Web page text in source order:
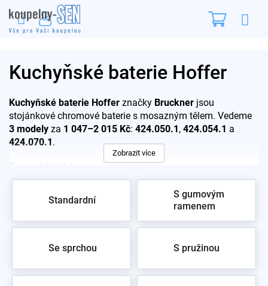
na
obsah
Kuchyňské baterie Hoffer
Kuchyňské baterie Hoffer značky Bruckner jsou
stojánkové chromové baterie s mosazným tělem. Vedeme
3 modely za 1 047–2 015 Kč: 424.050.1, 424.054.1 a
424.070.1.
424.050.1 — otočné ramínko délky 221 mm,
nejlevnější kus
ovládání loktem či zápěstím
424.070.1 mávýsuvnou sprchu
na hadici
Lékařská páka se hodí do ordinací, dílen i pro seniory —
ovládá se bez uchopení. Levné dřezové baterie najdete také
Zobrazit více
Standardní
S gumovým
ramenem
Se sprchou S pružinou